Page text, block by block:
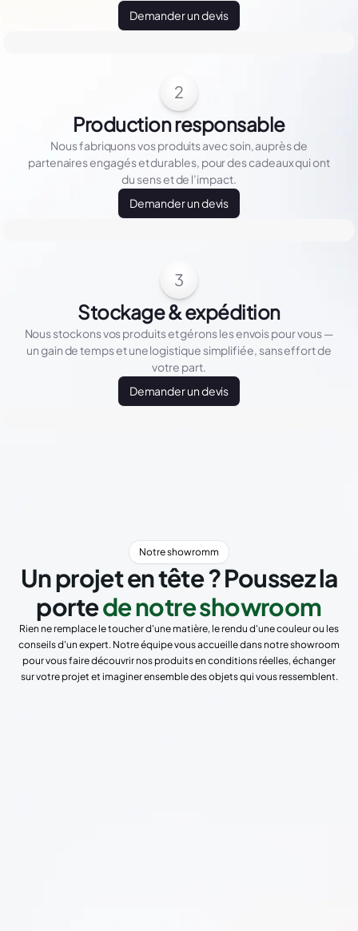
Demander un devis
2
Production responsable
Nous fabriquons vos produits avec soin, auprès de
partenaires engagés et durables, pour des cadeaux qui ont
du sens et de l’impact.
Demander un devis
3
Stockage & expédition
Nous stockons vos produits et gérons les envois pour vous —
un gain de temps et une logistique simplifiée, sans effort de
votre part.
Demander un devis
Notre showromm
Un projet en tête ? Poussez la
portede notre showroom
Rien ne remplace le toucher d'une matière, le rendu d'une couleur ou les
conseils d'un expert. Notre équipe vous accueille dans notre showroom
pour vous faire découvrir nos produits en conditions réelles, échanger
sur votre projet et imaginer ensemble des objets qui vous ressemblent.